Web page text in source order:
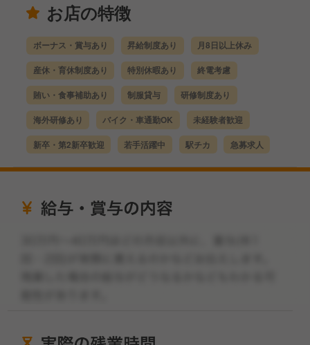
お店の特徴
ボーナス・賞与あり 昇給制度あり 月8日以上休み
産休・育休制度あり 特別休暇あり 終電考慮
賄い・食事補助あり 制服貸与 研修制度あり
海外研修あり バイク・車通勤OK 未経験者歓迎
新卒・第2新卒歓迎 若手活躍中 駅チカ 急募求人